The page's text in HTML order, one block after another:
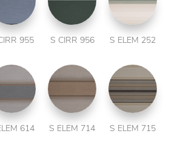
955 S CIRR 956 S ELEM 252
614 S ELEM 714 S ELEM 715